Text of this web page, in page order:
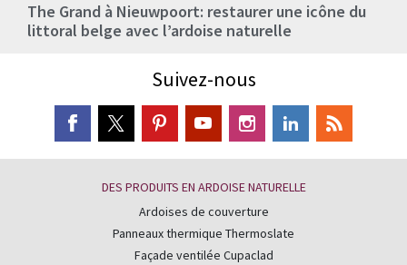
The Grand à Nieuwpoort: restaurer une icône du
littoral belge avec l’ardoise naturelle
Suivez-nous
DES PRODUITS EN ARDOISE NATURELLE
Ardoises de couverture
Panneaux thermique Thermoslate
Façade ventilée Cupaclad